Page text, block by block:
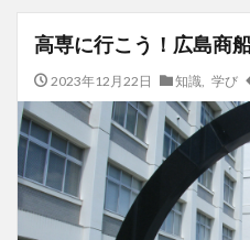
高専に行こう！広島商
2023年12月22日 知識 学び